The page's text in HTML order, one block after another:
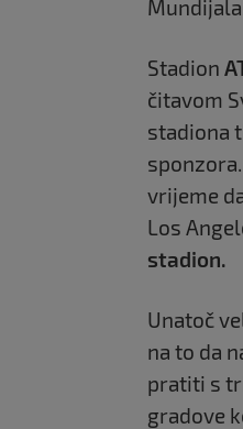
Stadion
čitavom
stadiona
vrijeme
Los
stadion.
Unatoč
na to da
pratiti s
gradove